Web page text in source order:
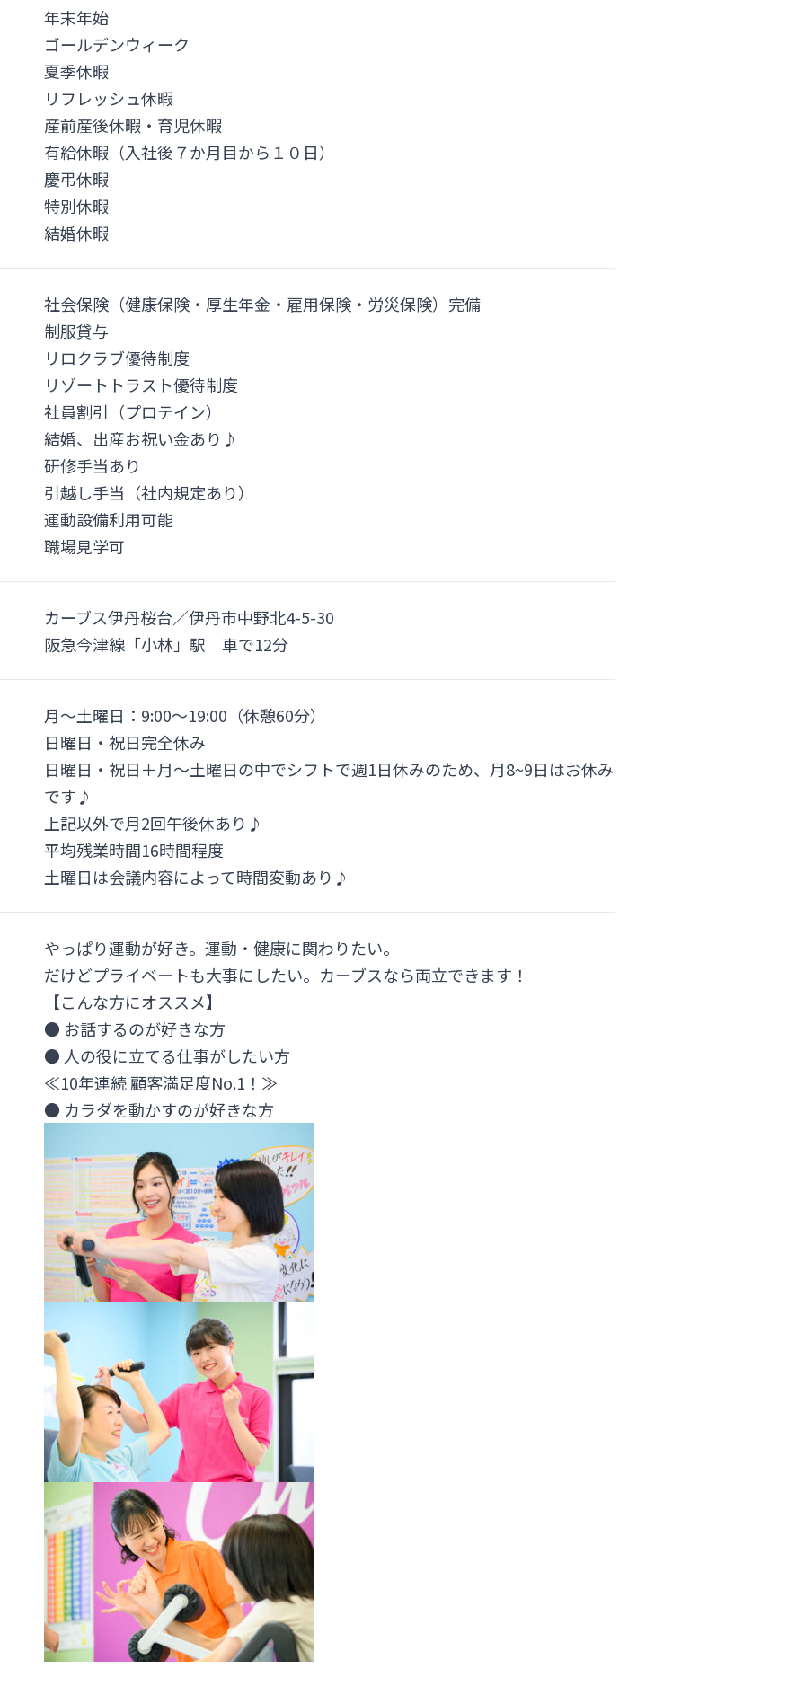
年末年始
ゴールデンウィーク
夏季休暇
リフレッシュ休暇
産前産後休暇・育児休暇
有給休暇（入社後７か月目から１０日）
慶弔休暇
特別休暇
結婚休暇
社会保険（健康保険・厚生年金・雇用保険・労災保険）完備
制服貸与
リロクラブ優待制度
リゾートトラスト優待制度
社員割引（プロテイン）
結婚、出産お祝い金あり♪
研修手当あり
引越し手当（社内規定あり）
運動設備利用可能
職場見学可
カーブス伊丹桜台／伊丹市中野北4-5-30
阪急今津線「小林」駅 車で12分
月～土曜日：9:00～19:00（休憩60分）
日曜日・祝日完全休み
日曜日・祝日＋月～土曜日の中でシフトで週1日休みのため、月8~9日はお休み
です♪
上記以外で月2回午後休あり♪
平均残業時間16時間程度
土曜日は会議内容によって時間変動あり♪
やっぱり運動が好き。運動・健康に関わりたい。
だけどプライベートも大事にしたい。カーブスなら両立できます！
【こんな方にオススメ】
● お話するのが好きな方
● 人の役に立てる仕事がしたい方
≪10年連続 顧客満足度No.1！≫
● カラダを動かすのが好きな方